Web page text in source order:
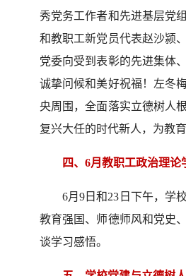
秀党务工作者和先进基层党
和教职工新党员代表赵沙颍
党委向受到表彰的先进集体
诚挚问候和美好祝福！左冬
央周围，全面落实立德树人
复兴大任的时代新人，为教
四、6月教职工政治理
6月9日和23日下午，学
教育强国、师德师风和党史
谈学习感悟。